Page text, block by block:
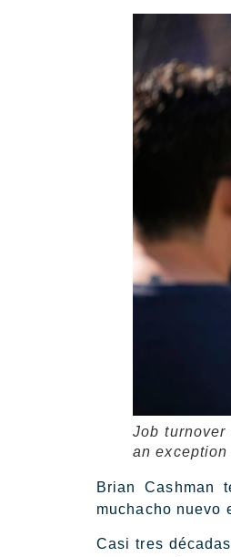
Job
an exception
Brian Cashman
muchacho nuevo
Casi tres